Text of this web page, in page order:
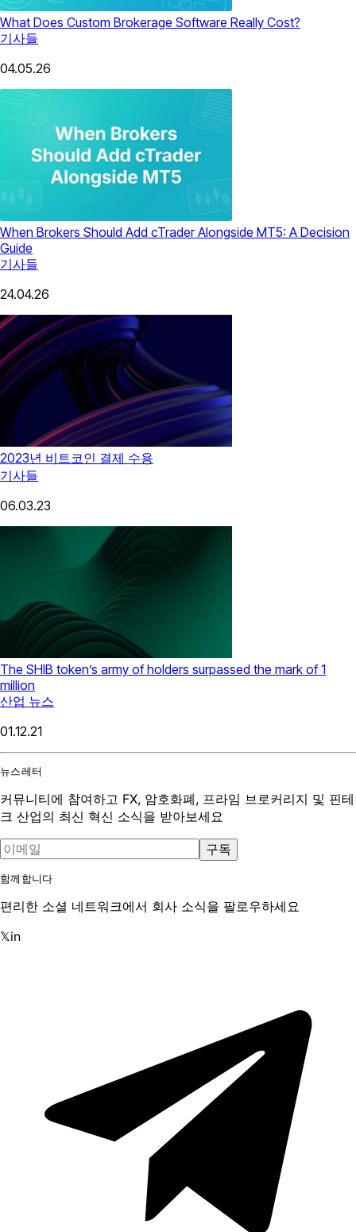
What Does Custom Brokerage Software Really Cost?
기사들
04.05.26
When Brokers Should Add cTrader Alongside MT5: A Decision
Guide
기사들
24.04.26
2023년 비트코인 결제 수용
기사들
06.03.23
The SHIB token’s army of holders surpassed the mark of 1
million
산업 뉴스
01.12.21
뉴스레터
커뮤니티에 참여하고 FX, 암호화폐, 프라임 브로커리지 및 핀테
크 산업의 최신 혁신 소식을 받아보세요
구독
함께합니다
편리한 소셜 네트워크에서 회사 소식을 팔로우하세요
𝕏in